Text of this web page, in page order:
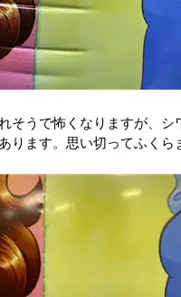
そうで怖くなりますが、シ
ます。思い切ってふくら